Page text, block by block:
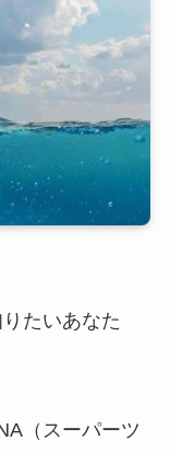
たいあなた
（スーパーツ